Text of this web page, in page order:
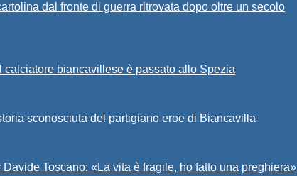
dal fronte di guerra ritrovata dopo oltre un secolo
calciatore biancavillese è passato allo Spezia
sconosciuta del partigiano eroe di Biancavilla
Davide Toscano: «La vita è fragile, ho fatto una preghiera»